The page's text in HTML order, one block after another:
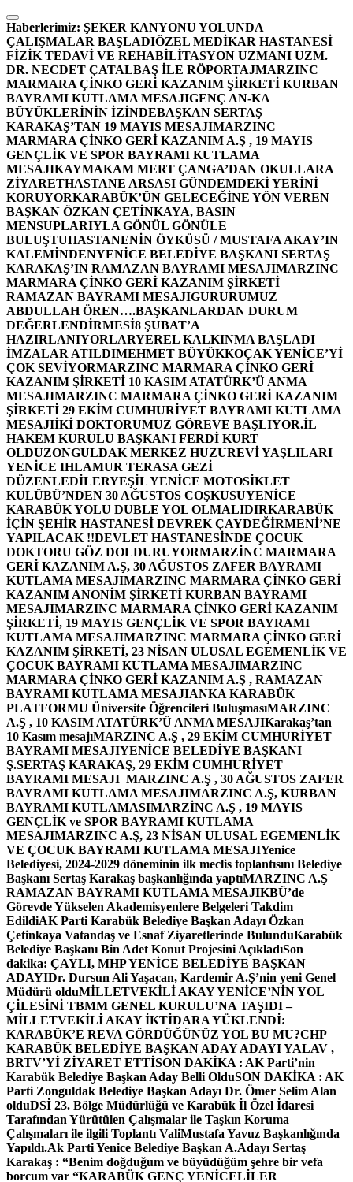
İçeriğe
atla
Haberlerimiz: ŞEKER KANYONU YOLUNDA
ÇALIŞMALAR BAŞLADIÖZEL MEDİKAR HASTANESİ
FİZİK TEDAVİ VE REHABİLİTASYON UZMANI UZM.
DR. NECDET ÇATALBAŞ İLE RÖPORTAJMARZINC
MARMARA ÇİNKO GERİ KAZANIM ŞİRKETİ KURBAN
BAYRAMI KUTLAMA MESAJIGENÇ AN-KA
BÜYÜKLERİNİN İZİNDEBAŞKAN SERTAŞ
KARAKAŞ’TAN 19 MAYIS MESAJIMARZINC
MARMARA ÇİNKO GERİ KAZANIM A.Ş , 19 MAYIS
GENÇLİK VE SPOR BAYRAMI KUTLAMA
MESAJIKAYMAKAM MERT ÇANGA’DAN OKULLARA
ZİYARETHASTANE ARSASI GÜNDEMDEKİ YERİNİ
KORUYORKARABÜK’ÜN GELECEĞİNE YÖN VEREN
BAŞKAN ÖZKAN ÇETİNKAYA, BASIN
MENSUPLARIYLA GÖNÜL GÖNÜLE
BULUŞTUHASTANENİN ÖYKÜSÜ / MUSTAFA AKAY’IN
KALEMİNDENYENİCE BELEDİYE BAŞKANI SERTAŞ
KARAKAŞ’IN RAMAZAN BAYRAMI MESAJIMARZINC
MARMARA ÇİNKO GERİ KAZANIM ŞİRKETİ
RAMAZAN BAYRAMI MESAJIGURURUMUZ
ABDULLAH ÖREN….BAŞKANLARDAN DURUM
DEĞERLENDİRMESİ8 ŞUBAT’A
HAZIRLANIYORLARYEREL KALKINMA BAŞLADI
İMZALAR ATILDIMEHMET BÜYÜKKOÇAK YENİCE’Yİ
ÇOK SEVİYORMARZINC MARMARA ÇİNKO GERİ
KAZANIM ŞİRKETİ 10 KASIM ATATÜRK’Ü ANMA
MESAJIMARZINC MARMARA ÇİNKO GERİ KAZANIM
ŞİRKETİ 29 EKİM CUMHURİYET BAYRAMI KUTLAMA
MESAJIİKİ DOKTORUMUZ GÖREVE BAŞLIYOR.İL
HAKEM KURULU BAŞKANI FERDİ KURT
OLDUZONGULDAK MERKEZ HUZUREVİ YAŞLILARI
YENİCE IHLAMUR TERASA GEZİ
DÜZENLEDİLERYEŞİL YENİCE MOTOSİKLET
KULÜBÜ’NDEN 30 AĞUSTOS COŞKUSUYENİCE
KARABÜK YOLU DUBLE YOL OLMALIDIRKARABÜK
İÇİN ŞEHİR HASTANESİ DEVREK ÇAYDEĞİRMENİ’NE
YAPILACAK !!DEVLET HASTANESİNDE ÇOCUK
DOKTORU GÖZ DOLDURUYORMARZİNC MARMARA
GERİ KAZANIM A.Ş, 30 AĞUSTOS ZAFER BAYRAMI
KUTLAMA MESAJIMARZINC MARMARA ÇİNKO GERİ
KAZANIM ANONİM ŞİRKETİ KURBAN BAYRAMI
MESAJIMARZINC MARMARA ÇİNKO GERİ KAZANIM
ŞİRKETİ, 19 MAYIS GENÇLİK VE SPOR BAYRAMI
KUTLAMA MESAJIMARZINC MARMARA ÇİNKO GERİ
KAZANIM ŞİRKETİ, 23 NİSAN ULUSAL EGEMENLİK VE
ÇOCUK BAYRAMI KUTLAMA MESAJIMARZINC
MARMARA ÇİNKO GERİ KAZANIM A.Ş , RAMAZAN
BAYRAMI KUTLAMA MESAJIANKA KARABÜK
PLATFORMU Üniversite Öğrencileri BuluşmasıMARZINC
A.Ş , 10 KASIM ATATÜRK’Ü ANMA MESAJIKarakaş’tan
10 Kasım mesajıMARZINC A.Ş , 29 EKİM CUMHURİYET
BAYRAMI MESAJIYENİCE BELEDİYE BAŞKANI
Ş.SERTAŞ KARAKAŞ, 29 EKİM CUMHURİYET
BAYRAMI MESAJI MARZINC A.Ş , 30 AĞUSTOS ZAFER
BAYRAMI KUTLAMA MESAJIMARZINC A.Ş, KURBAN
BAYRAMI KUTLAMASIMARZİNC A.Ş , 19 MAYIS
GENÇLİK ve SPOR BAYRAMI KUTLAMA
MESAJIMARZINC A.Ş, 23 NİSAN ULUSAL EGEMENLİK
VE ÇOCUK BAYRAMI KUTLAMA MESAJIYenice
Belediyesi, 2024-2029 döneminin ilk meclis toplantısını Belediye
Başkanı Sertaş Karakaş başkanlığında yaptıMARZINC A.Ş
RAMAZAN BAYRAMI KUTLAMA MESAJIKBÜ’de
Görevde Yükselen Akademisyenlere Belgeleri Takdim
EdildiAK Parti Karabük Belediye Başkan Adayı Özkan
Çetinkaya Vatandaş ve Esnaf Ziyaretlerinde BulunduKarabük
Belediye Başkanı Bin Adet Konut Projesini AçıkladıSon
dakika: ÇAYLI, MHP YENİCE BELEDİYE BAŞKAN
ADAYIDr. Dursun Ali Yaşacan, Kardemir A.Ş’nin yeni Genel
Müdürü olduMİLLETVEKİLİ AKAY YENİCE’NİN YOL
ÇİLESİNİ TBMM GENEL KURULU’NA TAŞIDI –
MİLLETVEKİLİ AKAY İKTİDARA YÜKLENDİ:
KARABÜK’E REVA GÖRDÜĞÜNÜZ YOL BU MU?CHP
KARABÜK BELEDİYE BAŞKAN ADAY ADAYI YALAV ,
BRTV’Yİ ZİYARET ETTİSON DAKİKA : AK Parti’nin
Karabük Belediye Başkan Aday Belli OlduSON DAKİKA : AK
Parti Zonguldak Belediye Başkan Adayı Dr. Ömer Selim Alan
olduDSİ 23. Bölge Müdürlüğü ve Karabük İl Özel İdaresi
Tarafından Yürütülen Çalışmalar ile Taşkın Koruma
Çalışmaları ile ilgili Toplantı ValiMustafa Yavuz Başkanlığında
Yapıldı.Ak Parti Yenice Belediye Başkan A.Adayı Sertaş
Karakaş : “Benim doğduğum ve büyüdüğüm şehre bir vefa
borcum var “KARABÜK GENÇ YENİCELİLER